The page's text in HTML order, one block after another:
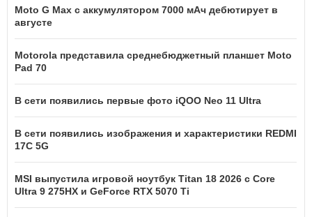
Moto G Max с аккумулятором 7000 мАч дебютирует в
августе
Motorola представила среднебюджетный планшет Moto
Pad 70
В сети появились первые фото iQOO Neo 11 Ultra
В сети появились изображения и характеристики REDMI
17C 5G
MSI выпустила игровой ноутбук Titan 18 2026 с Core
Ultra 9 275HX и GeForce RTX 5070 Ti